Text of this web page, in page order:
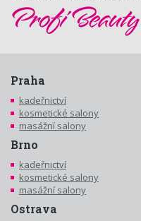
Praha
kadeřnictví
kosmetické salony
masážní salony
Brno
kadeřnictví
kosmetické salony
masážní salony
Ostrava